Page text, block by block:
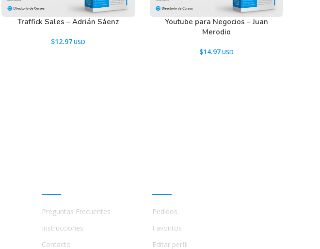
Traffick Sales – Adrián Sáenz
$12.97
Youtube para Negocios – Juan
Merodio
$14.97
Preguntas Frecuentes
Instrucciones
Contacto
Pedidos
Favoritos
Editar perfil